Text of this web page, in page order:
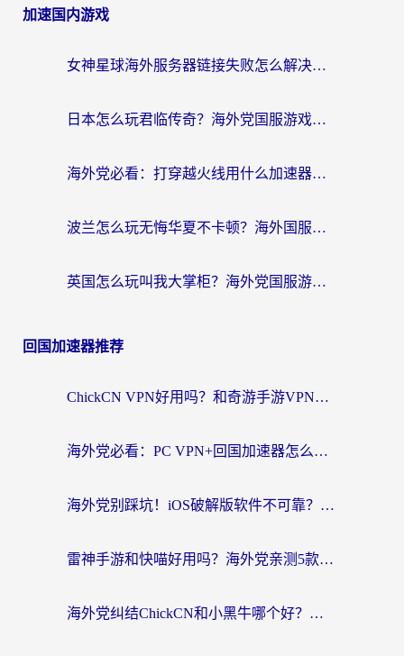
加速国内游戏
女神星球海外服务器链接失败怎么解决？海外党国服游戏加速避坑指南
日本怎么玩君临传奇？海外党国服游戏加速避坑指南（附菲律宾欧洲玩家实测）
海外党必看：打穿越火线用什么加速器？解决延迟卡顿，还能玩奇妙拼图世界和第五人格
波兰怎么玩无悔华夏不卡顿？海外国服游戏加速器终极指南（附征途2萤火突击解决方案）
英国怎么玩叫我大掌柜？海外党国服游戏加速避坑指南（附实测推荐）
回国加速器推荐
ChickCN VPN好用吗？和奇游手游VPN对比哪个回国效果更好？海外党亲测实用指南
海外党必看：PC VPN+回国加速器怎么选？无缝访问国内资源全攻略
海外党别踩坑！iOS破解版软件不可靠？教你选对回国加速器无缝看国内资源
雷神手游和快喵好用吗？海外党亲测5款回国加速器，附斧牛Bling对比+微信视频号解决办法
海外党纠结ChickCN和小黑牛哪个好？一篇帮你选对回国加速器的实用指南